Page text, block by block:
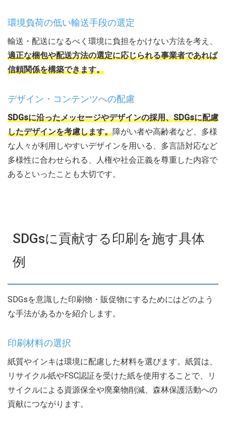
環境負荷の低い輸送手段の選定
輸送・配送になるべく環境に負担をかけない方法を考え、
適正な梱包や配送方法の選定に応じられる事業者であれば
信頼関係を構築できます。
デザイン・コンテンツへの配慮
SDGsに沿ったメッセージやデザインの採用、SDGsに配慮
したデザインを考慮します。障がい者や高齢者など、多様
な人々が利用しやすいデザインを用いる、多言語対応など
多様性に合わせられる、人権や社会正義を尊重した内容で
あるといったことも大切です。
SDGsに貢献する印刷を施す具体
例
SDGsを意識した印刷物・販促物にするためにはどのよう
な手法があるかを紹介します。
印刷材料の選択
紙質やインキは環境に配慮した材料を選びます。紙質は、
リサイクル紙やFSC認証を受けた紙を使用することで、リ
サイクルによる資源保全や廃棄物削減、森林保護活動への
貢献につながります。